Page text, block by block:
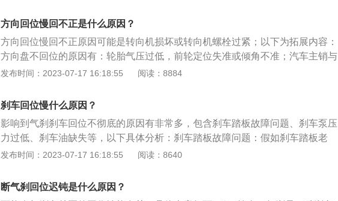
刹锁住传动轴，一旦手刹或传动轴机械故障，手刹就会失灵，而用脚刹锁住的车
轮，在气泵、管路、储气筒等出现故障时，脚刹也会失灵，影响行车安全。断气
刹可以避免这些危险，提高行车的安全性。
方向回位慢回不正是什么原因？
方向回位慢回不正原因可能是转向机损坏或转向机螺栓过紧；以下为拓展内容：
方向盘不回位的原因有：轮胎气压过低，前轮定位失准或倾角不准；汽车主销与
衬套润滑不良；转向系统缺少或者渗漏转向机油；摆胶损坏，造成轮胎内侧偏磨
也是车辆操纵性能的一个重要的评价指标。所有机动车辆，不管采用什么样的转
向系统，不管是不是有助力，都应该有回正能力。
发布时间：2023-07-17 16:18:55 阅读：8884
刹车回位慢什么原因？
影响到气刹刹车回位不彻底的原因有非常多，包含刹车踏板故障问题、刹车泵压
力过低、刹车油缺失等，以下具体分析：刹车踏板故障问题：假如刹车踏板老
化，影响到踏板的弹簧松了或螺丝松，基本都会有刹车回位慢、回位不彻底等症
刹车泵压力过低：假如刹车泵压力过低也会影响到有刹车回位不彻底的问题。刹
车泵压力过低的原因有非常多，包含刹车系统管理堵塞、大力鼓漏气等，这种状
发布时间：2023-07-17 16:18:55 阅读：8640
断气刹回位迟钝是什么原因？